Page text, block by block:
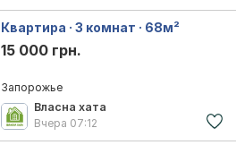
Квартира · 3 комнат · 68м²
15 000 грн.
Запорожье
Власна хата
Вчера 07:12